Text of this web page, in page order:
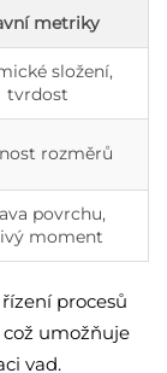
metriky
složení,
tvrdost
rozměrů
povrchu,
moment
procesů
což umožňuje
vad.